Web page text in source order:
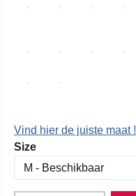
Vind hier de juiste maat !
Selecteer
Size